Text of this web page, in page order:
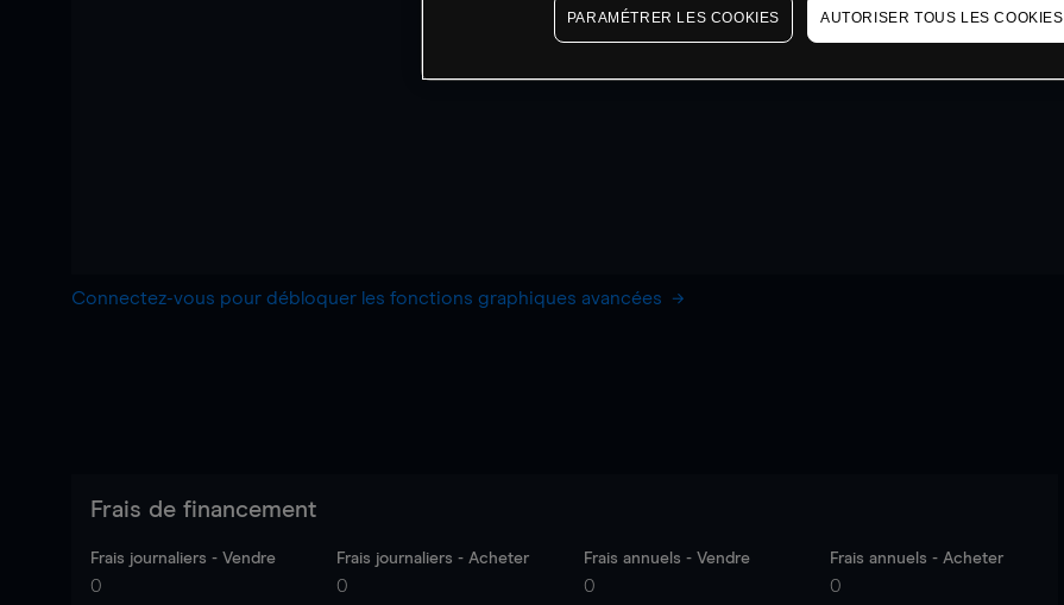
Connectez-vous pour débloquer les fonctions graphiques avancées
Frais de financement
Frais journaliers - Vendre
0
Frais journaliers - Acheter
0
Frais annuels - Vendre
0
Frais annuels - Acheter
0
PARAMÉTRER LES COOKIES AUTORISER TOUS LES COOKIES